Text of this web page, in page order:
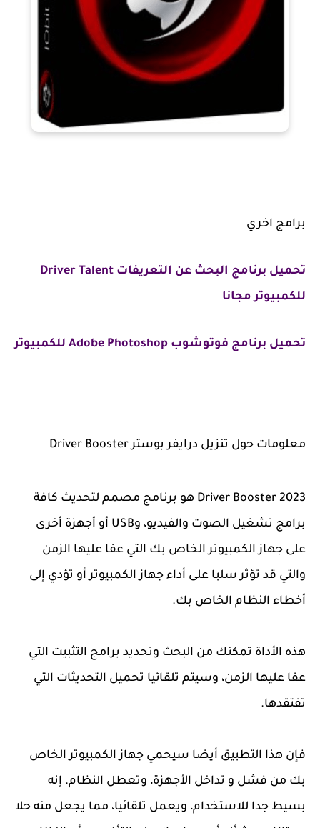
برامج اخري
تحميل برنامج البحث عن التعريفات Driver Talent
للكمبيوتر مجانا
تحميل برنامج فوتوشوب Adobe Photoshop للكمبيوتر
معلومات حول تنزيل درايفر بوستر Driver Booster
Driver Booster 2023 هو برنامج مصمم لتحديث كافة
برامج تشغيل الصوت والفيديو، وUSB أو أجهزة أخرى
على جهاز الكمبيوتر الخاص بك التي عفا عليها الزمن
والتي قد تؤثر سلبا على أداء جهاز الكمبيوتر أو تؤدي إلى
أخطاء النظام الخاص بك.
هذه الأداة تمكنك من البحث وتحديد برامج التثبيت التي
عفا عليها الزمن، وسيتم تلقائيا تحميل التحديثات التي
تفتقدها.
فإن هذا التطبيق أيضا سيحمي جهاز الكمبيوتر الخاص
بك من فشل و تداخل الأجهزة، وتعطل النظام. إنه
بسيط جدا للاستخدام، ويعمل تلقائيا، مما يجعل منه حلا